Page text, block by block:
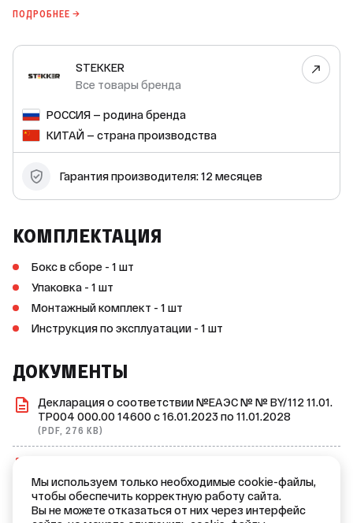
контролировать состояние внутренних компонентов. В
подключение модульных устройств. Гарантия
производителя составляет 12 месяцев. Не упустите
возможность приобрести встраиваемый бокс STEKKER по
выгодной цене!
ПОДРОБНЕЕ →
STEKKER
Все товары бренда
РОССИЯ — родина бренда
КИТАЙ — страна производства
Гарантия производителя: 12 месяцев
КОМПЛЕКТАЦИЯ
Бокс в сборе - 1 шт
Упаковка - 1 шт
Монтажный комплект - 1 шт
Инструкция по эксплуатации - 1 шт
ДОКУМЕНТЫ
Декларация о соответствии №ЕАЭС № № BY/112 11.01.
TP004 000.00 14600 с 16.01.2023 по 11.01.2028
(PDF, 276 KB)
(PDF, 369 KB)
Инструкция по эксплуатации №Серия ЕВХ
Мы используем только необходимые cookie-файлы,
чтобы обеспечить корректную работу сайта.
Вы не можете отказаться от них через интерфейс